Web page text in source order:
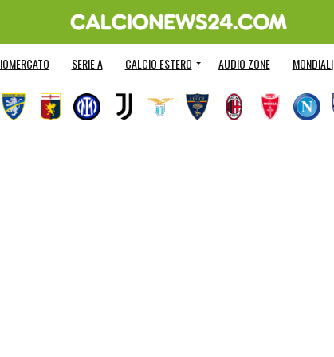
SERIE A CALCIO ESTERO AUDIO ZONE MONDIALI